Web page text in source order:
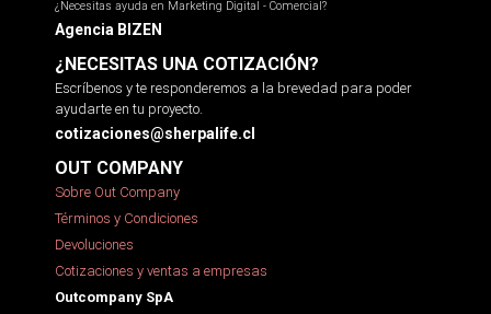
¿Necesitas ayuda en Marketing Digital - Comercial?
Agencia BIZEN
¿NECESITAS UNA COTIZACIÓN?
Escríbenos y te responderemos a la brevedad para poder
ayudarte en tu proyecto.
cotizaciones@sherpalife.cl
OUT COMPANY
Sobre Out Company
Términos y Condiciones
Devoluciones
Cotizaciones y ventas a empresas
Outcompany SpA